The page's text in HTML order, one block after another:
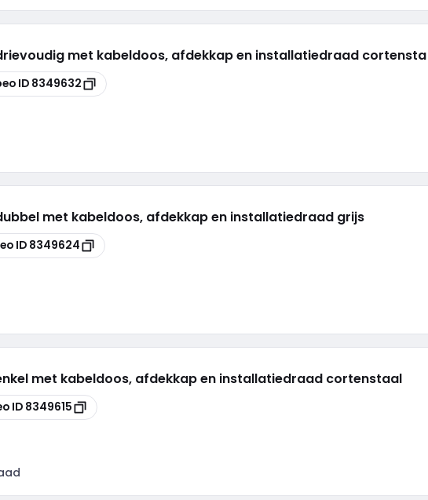
met kabeldoos, afdekkap en installatiedraad cortensta
ID 8349632
met kabeldoos, afdekkap en installatiedraad grijs
ID 8349624
met kabeldoos, afdekkap en installatiedraad cortenstaal
ID 8349615